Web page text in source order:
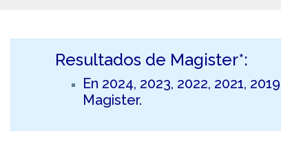
Resultados de Magister*:
En 2024, 2023, 2022, 2021,
Magister.